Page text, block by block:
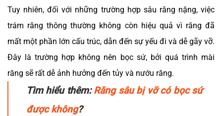
Tuy nhiên, đối với những trường hợp sâu răng nặng, việc
trám răng thông thường không còn hiệu quả vì răng đã
mất một phần lớn cấu trúc, dẫn đến sự yếu đi và dễ gãy vỡ.
Đây là trường hợp không nên bọc sứ, bởi quá trình mài
răng sẽ rất dễ ảnh hưởng đến tủy và nướu răng.
Tìm hiểu thêm:Răng sâu bị vỡ có bọc sứ
được không?